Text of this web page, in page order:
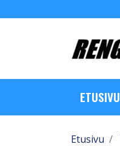
ETUSIVU
Etusivu